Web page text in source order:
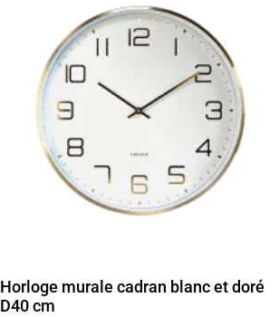
Horloge murale cadran blanc et doré
D40 cm